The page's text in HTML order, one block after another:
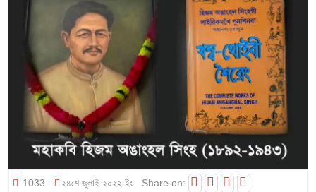
1033 ২৪শে জুলাই ২০২২ ইং Share on: